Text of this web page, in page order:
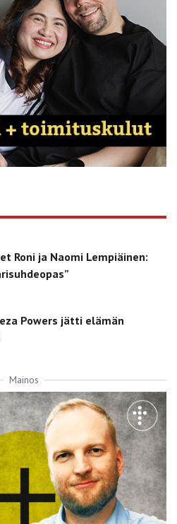
Roni ja Naomi Lempiäinen:
Powers jätti elämän
Mainos